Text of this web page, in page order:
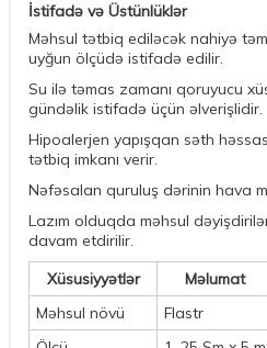
İstifadə və Üstünlüklər
Məhsul tətbiq ediləcək nahiyə
uyğun ölçüdə istifadə edilir.
Su ilə təmas zamanı qoruyucu
gündəlik istifadə üçün əlverişlidir.
Hipoalerjen yapışqan səth
tətbiq imkanı verir.
Nəfəsalan quruluş dərinin hava
Lazım olduqda məhsul
davam etdirilir.
Xüsusiyyətlər
Məlumat
Məhsul növü
Flastr